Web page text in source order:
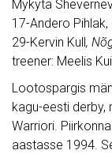
Mykyta
17-Andero
29-Kervin Kull,
treener: Meelis
Lootospargis
kagu-eesti derby,
Warriori.
aastasse 1994.